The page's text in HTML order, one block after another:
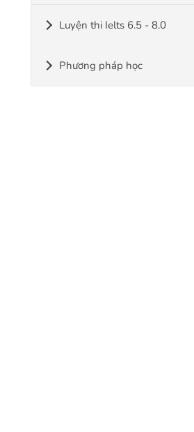
Luyện thi Ielts 6.5 - 8.0
Phương pháp học